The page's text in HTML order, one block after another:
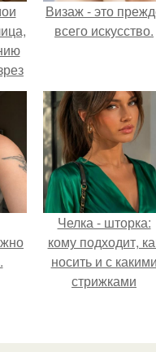
Визаж - это
всего искусство.
Челка - шторка:
кому подходит,
носить и с какими
стрижками